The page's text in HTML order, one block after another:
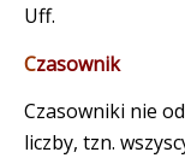
Uff.
Czasownik
Czasowniki nie
liczby, tzn.